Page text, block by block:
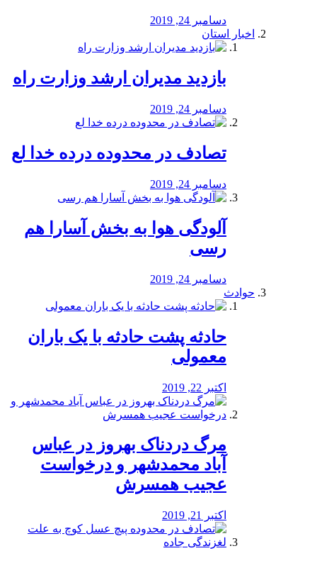
دسامبر 24, 2019
اخبار استان
بازدید مدیران ارشد وزارت راه
دسامبر 24, 2019
تصادف در محدوده درده خدا لع
دسامبر 24, 2019
آلودگی هوا به بخش آسارا هم
رسی
دسامبر 24, 2019
حوادث
️حادثه پشت حادثه با یک باران
معمولی
اکتبر 22, 2019
مرگ دردناک بهروز در عباس
آباد محمدشهر و درخواست
عجیب همسرش
اکتبر 21, 2019